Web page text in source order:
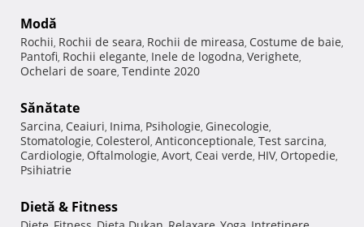
Modă
Rochii, Rochii de seara, Rochii de mireasa, Costume de baie,
Pantofi, Rochii elegante, Inele de logodna, Verighete,
Ochelari de soare, Tendinte 2020
Sănătate
Sarcina, Ceaiuri, Inima, Psihologie, Ginecologie,
Stomatologie, Colesterol, Anticonceptionale, Test sarcina,
Cardiologie, Oftalmologie, Avort, Ceai verde, HIV, Ortopedie,
Psihiatrie
Dietă & Fitness